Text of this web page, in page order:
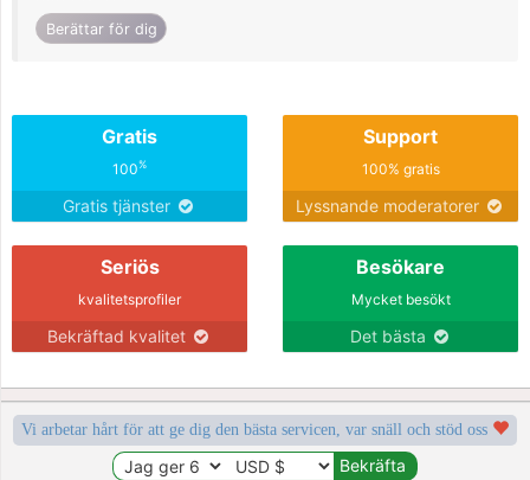
Berättar för dig
Gratis
100%
Gratis tjänster
Support
100% gratis
Lyssnande moderatorer
Seriös
kvalitetsprofiler
Bekräftad kvalitet
Besökare
Mycket besökt
Det bästa
Vi arbetar hårt för att ge dig den bästa servicen, var snäll och stöd oss